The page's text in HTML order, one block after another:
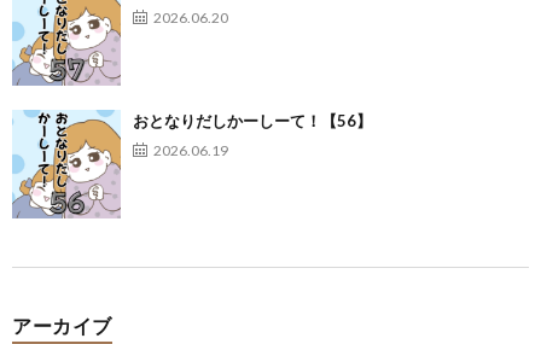
2026.06.20
おとなりだしかーしーて！【56】
2026.06.19
アーカイブ